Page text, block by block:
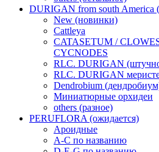
DURIGAN from south America
New (новинки)
Cattleya
CATASETUM /
CYCNODES
RLC. DURIGAN
RLC. DURIGAN
Dendrobium
Миниатюрные орхидеи
others (разное)
PERUFLORA (ожидается)
Ароидные
A-C по названию